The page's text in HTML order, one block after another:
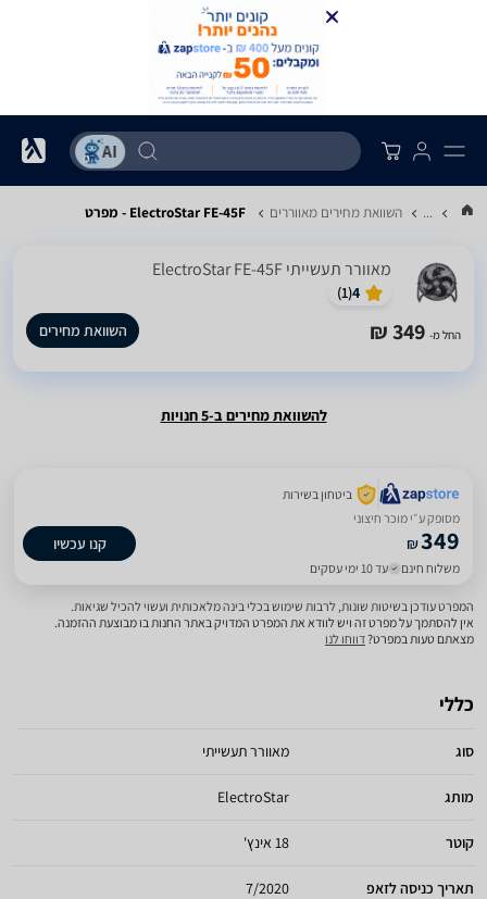
... השוואת מחירים מאווררים ElectroStar FE-45F - מפרט
‏מאוורר תעשייתי ElectroStar FE-45F
4
(
1
)
החל מ- 349 ₪ השוואת מחירים
להשוואת מחירים ב-5 חנויות
ביטחון בשירות
מסופק ע״י מוכר חיצוני
₪349
משלוח חינם עד 10 ימי עסקים
קנו עכשיו
המפרט עודכן בשיטות שונות, לרבות שימוש בכלי בינה מלאכותית ועשוי להכיל שגיאות.
אין להסתמך על מפרט זה ויש לוודא את המפרט המדויק באתר החנות בו מבוצעת ההזמנה.
מצאתם טעות במפרט?דווחו לנו
כללי
סוג מאוורר תעשייתי
מותג ElectroStar
קוטר 18 אינץ'
תאריך כניסה לזאפ 7/2020